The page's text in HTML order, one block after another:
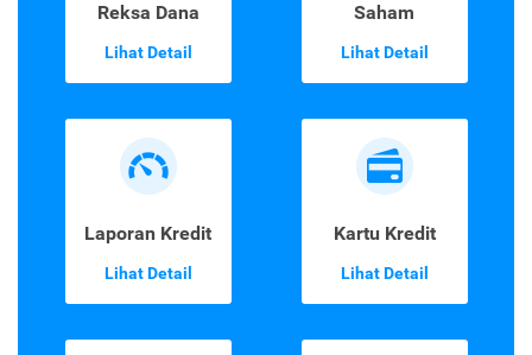
Reksa Dana
Lihat Detail
Saham
Lihat Detail
Laporan Kredit
Lihat Detail
Kartu Kredit
Lihat Detail